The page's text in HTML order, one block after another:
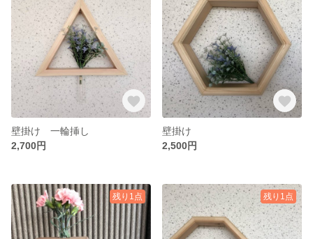
壁掛け 一輪挿し
2,700円
壁掛け
2,500円
残り1点 残り1点